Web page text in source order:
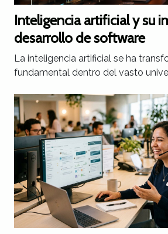
Inteligencia artificial y su
desarrollo de software
La inteligencia artificial se ha
fundamental dentro del vasto